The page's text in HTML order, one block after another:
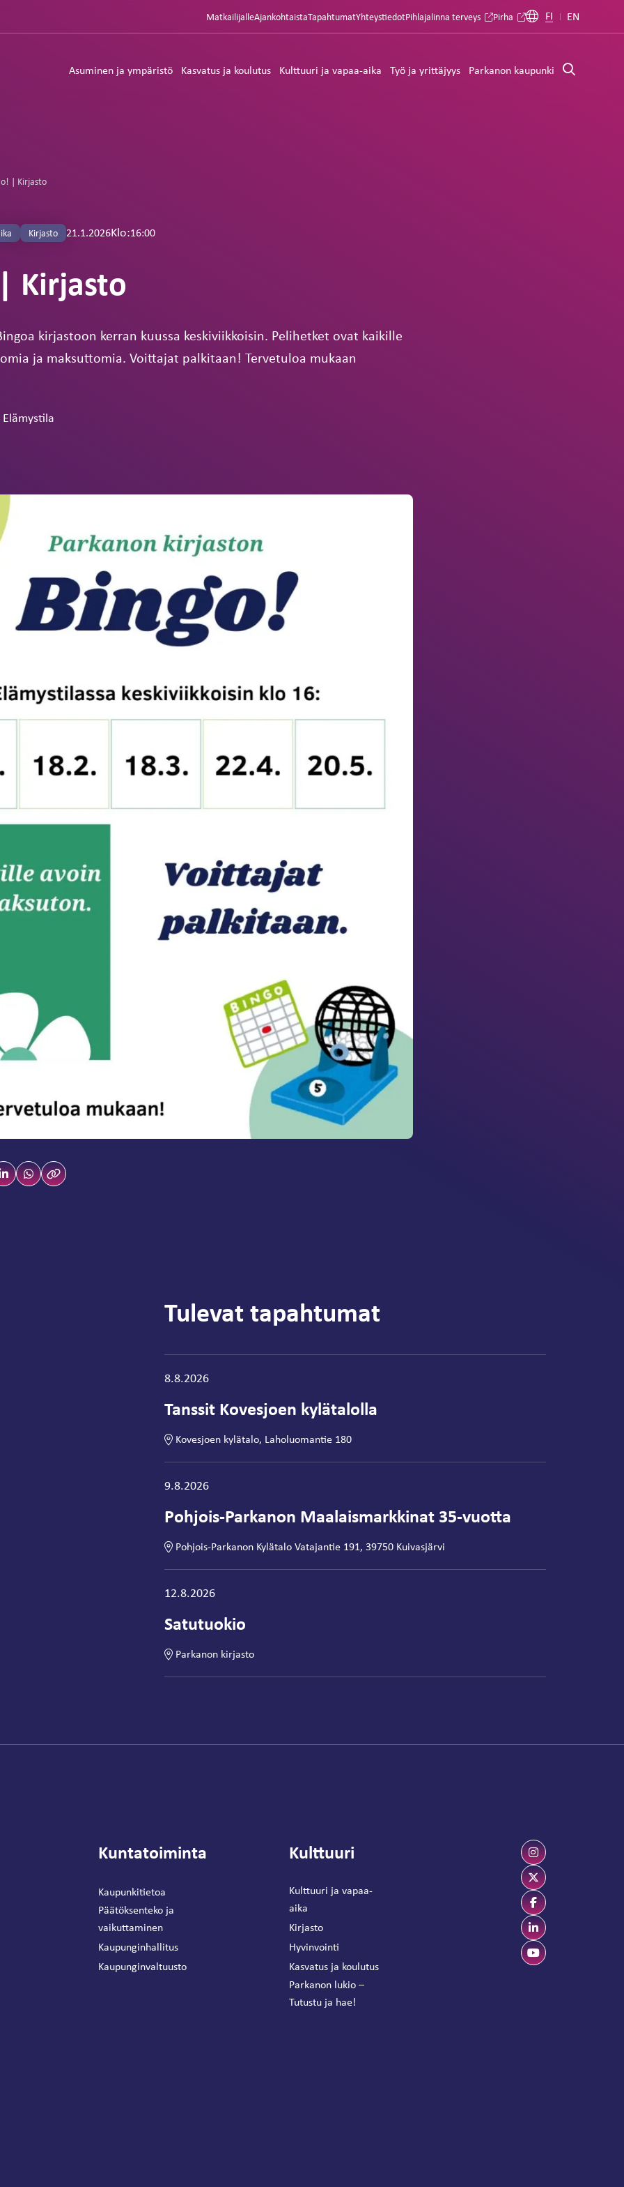
MatkailijalleAjankohtaistaTapahtumatYhteystiedotPihlajalinna terveys Pirha FI EN
Asuminen ja ympäristö Kasvatus ja koulutus Kulttuuri ja vapaa-aika Työ ja yrittäjyys Parkanon kaupunki
| Kirjasto
Kirjasto 21.1.2026Klo:16:00
Kirjasto
kirjastoon kerran kuussa keskiviikkoisin. Pelihetket ovat kaikille
ja maksuttomia. Voittajat palkitaan! Tervetuloa mukaan
Tulevat tapahtumat
Tapahtuma alkaa:
8.8.2026
Tanssit Kovesjoen kylätalolla
Kovesjoen kylätalo, Laholuomantie 180
Tapahtuma alkaa:
9.8.2026
Pohjois-Parkanon Maalaismarkkinat 35-vuotta
Pohjois-Parkanon Kylätalo Vatajantie 191, 39750 Kuivasjärvi
Tapahtuma alkaa:
12.8.2026
Satutuokio
Parkanon kirjasto
Kuntatoiminta
Kaupunkitietoa
Päätöksenteko ja
vaikuttaminen
Kaupunginhallitus
Kaupunginvaltuusto
Kulttuuri
Kulttuuri ja vapaa-
aika
Kirjasto
Hyvinvointi
Kasvatus ja koulutus
Parkanon lukio –
Tutustu ja hae!